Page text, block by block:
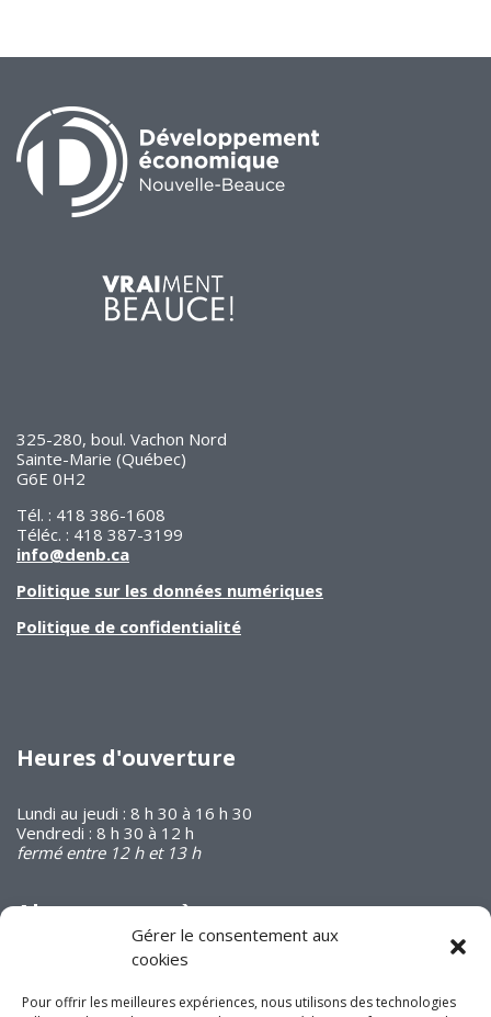
Gérer le consentement aux
cookies
Pour offrir les meilleures expériences, nous utilisons des technologies
325-280, boul. Vachon Nord
Sainte-Marie (Québec)
G6E 0H2
Tél. : 418 386-1608
Téléc. : 418 387-3199
info@denb.ca
Politique sur les données numériques
Politique de confidentialité
Heures d'ouverture
Lundi au jeudi : 8 h 30 à 16 h 30
Vendredi : 8 h 30 à 12 h
fermé entre 12 h et 13 h
Abonnez-vous à
notre infolettre